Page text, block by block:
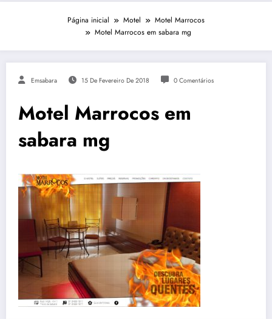
Página inicial Motel
Motel Marrocos
Motel Marrocos em sabara mg
Emsabara 15 De Fevereiro De 2018 0 Comentários
Motel Marrocos em
sabara mg